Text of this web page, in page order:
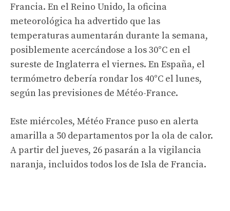
Francia. En el Reino Unido, la oficina
meteorológica ha advertido que las
temperaturas aumentarán durante la semana,
posiblemente acercándose a los 30°C en el
sureste de Inglaterra el viernes. En España, el
termómetro debería rondar los 40°C el lunes,
según las previsiones de Météo-France.
Este miércoles, Météo France puso en alerta
amarilla a 50 departamentos por la ola de calor.
A partir del jueves, 26 pasarán a la vigilancia
naranja, incluidos todos los de Isla de Francia.